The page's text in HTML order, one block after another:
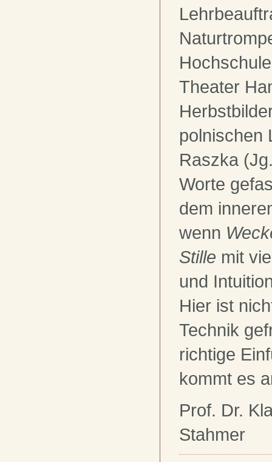
Theater
polnischen
Raszka
Worte
dem
wenn
Stille mit
und
Hier ist
Technik
richtige
kommt es
Prof. Dr.
Stahmer